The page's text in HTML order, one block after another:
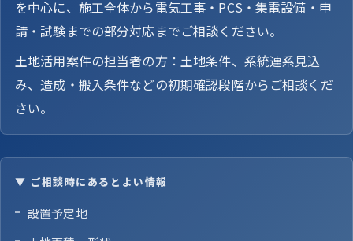
を中心に、施工全体から電気工事・PCS・集電設備・申
請・試験までの部分対応までご相談ください。
土地活用案件の担当者の方：土地条件、系統連系見込
み、造成・搬入条件などの初期確認段階からご相談くだ
さい。
▼ ご相談時にあるとよい情報
設置予定地